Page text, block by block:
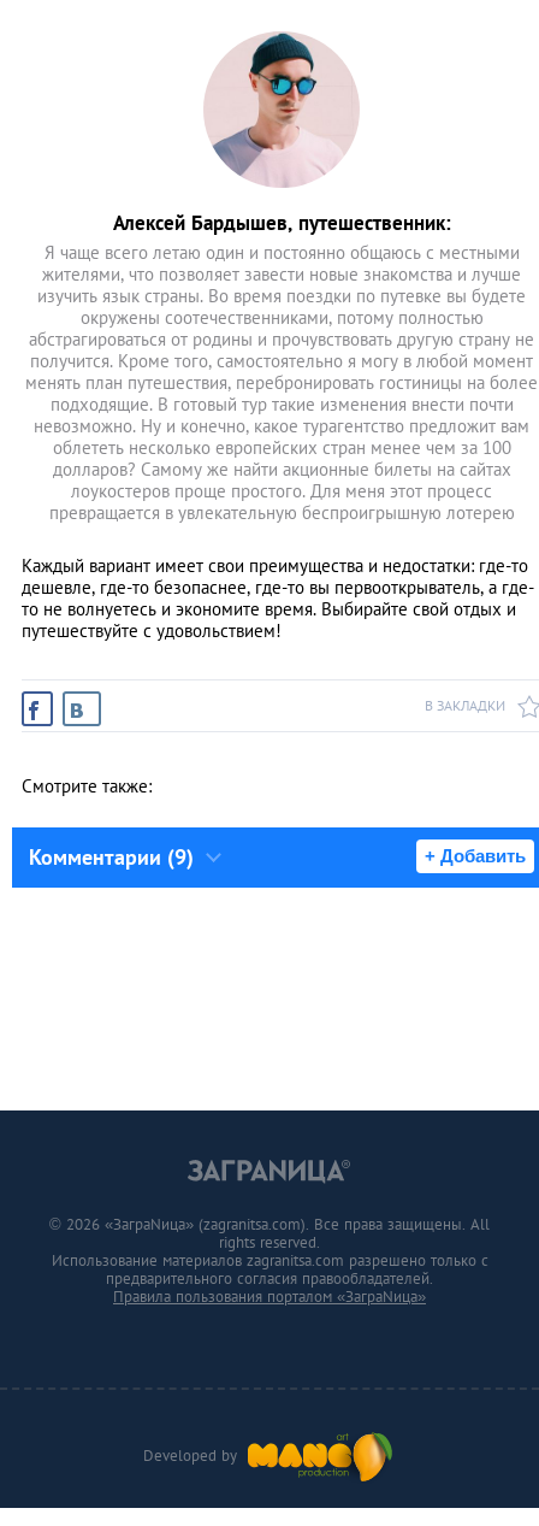
Алексей Бардышев, путешественник:
Я чаще всего летаю один и постоянно общаюсь с местными
жителями, что позволяет завести новые знакомства и лучше
изучить язык страны. Во время поездки по путевке вы будете
окружены соотечественниками, потому полностью
абстрагироваться от родины и прочувствовать другую страну не
получится. Кроме того, самостоятельно я могу в любой момент
менять план путешествия, перебронировать гостиницы на более
подходящие. В готовый тур такие изменения внести почти
невозможно. Ну и конечно, какое турагентство предложит вам
облететь несколько европейских стран менее чем за 100
долларов? Самому же найти акционные билеты на сайтах
лоукостеров проще простого. Для меня этот процесс
превращается в увлекательную беспроигрышную лотерею
Каждый вариант имеет свои преимущества и недостатки: где-то
дешевле, где-то безопаснее, где-то вы первооткрыватель, а где-
то не волнуетесь и экономите время. Выбирайте свой отдых и
путешествуйте с удовольствием!
В ЗАКЛАДКИ
Смотрите также:
Комментарии (9) + Добавить
Developed by
© 2026 «ЗаграNица» (zagranitsa.com). Все права защищены. All
rights reserved.
Использование материалов zagranitsa.com разрешено только с
предварительного согласия правообладателей.
Правила пользования порталом «ЗаграNица»